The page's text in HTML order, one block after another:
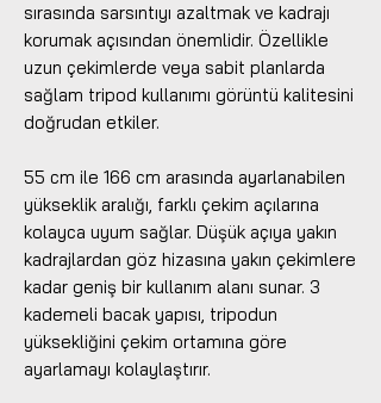
sırasında sarsıntıyı azaltmak ve kadrajı
korumak açısından önemlidir. Özellikle
uzun çekimlerde veya sabit planlarda
sağlam tripod kullanımı görüntü kalitesini
doğrudan etkiler.
55 cm ile 166 cm arasında ayarlanabilen
yükseklik aralığı, farklı çekim açılarına
kolayca uyum sağlar. Düşük açıya yakın
kadrajlardan göz hizasına yakın çekimlere
kadar geniş bir kullanım alanı sunar. 3
kademeli bacak yapısı, tripodun
yüksekliğini çekim ortamına göre
ayarlamayı kolaylaştırır.